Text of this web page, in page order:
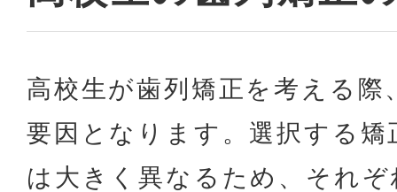
高校生が歯列矯正を考える際
要因となります。選択する
は大きく異なるため、それ